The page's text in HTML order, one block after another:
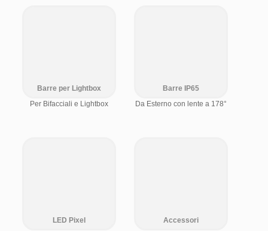
Barre per Lightbox
Per Bifacciali e Lightbox
Barre IP65
Da Esterno con lente a 178°
LED Pixel
Accessori